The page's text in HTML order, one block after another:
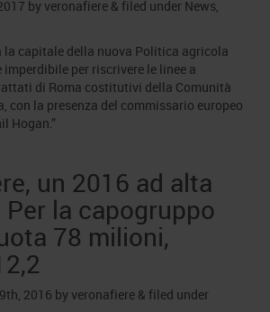
by veronafiere & filed under News,
la capitale della nuova Politica agricola
imperdibile per riscrivere le linee a
di Roma costitutivi della Comunità
con la presenza del commissario europeo
Hogan.”
un 2016 ad alta
la capogruppo
78 milioni,
2016 by veronafiere & filed under